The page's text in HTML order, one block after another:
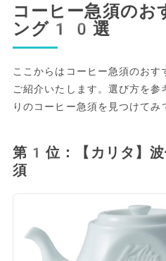
コーヒー急須のお
ング10選
ここからはコーヒー急須のお
ご紹介いたします。選び方を参
りのコーヒー急須を見つけてみ
第1位：【カリタ】
須